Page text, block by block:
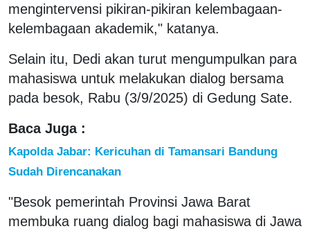
mengintervensi pikiran-pikiran kelembagaan-
kelembagaan akademik," katanya.
Selain itu, Dedi akan turut mengumpulkan para
mahasiswa untuk melakukan dialog bersama
pada besok, Rabu (3/9/2025) di Gedung Sate.
Baca Juga :
Kapolda Jabar: Kericuhan di Tamansari Bandung
Sudah Direncanakan
"Besok pemerintah Provinsi Jawa Barat
membuka ruang dialog bagi mahasiswa di Jawa